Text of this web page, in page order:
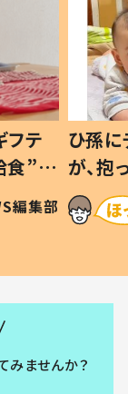
フテ
食”を
の親
編集部
ひ孫
が、
「涙が
い」
みませんか？